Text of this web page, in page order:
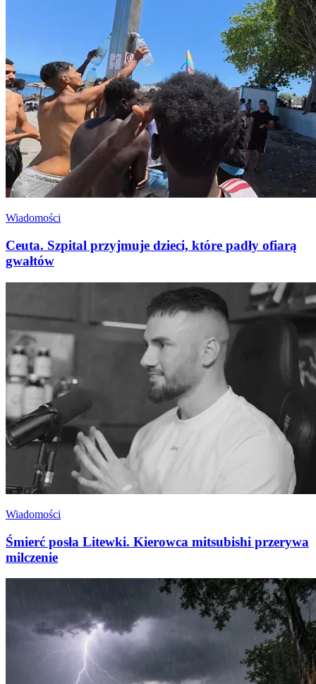
Wiadomości
Ceuta. Szpital przyjmuje dzieci, które padły ofiarą
gwałtów
Wiadomości
Śmierć posła Litewki. Kierowca mitsubishi przerywa
milczenie